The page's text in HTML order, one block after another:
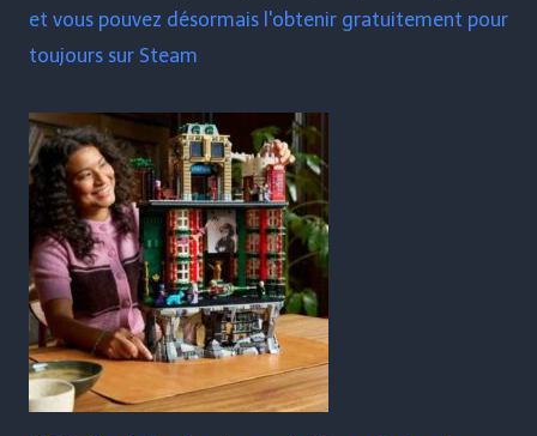
et vous pouvez désormais l'obtenir gratuitement pour
toujours sur Steam